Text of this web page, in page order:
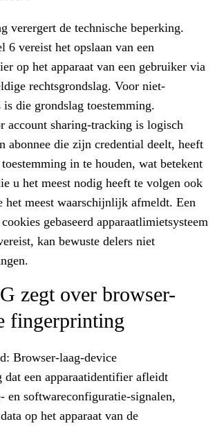
verergert de technische beperking.
6 vereist het opslaan van een
op het apparaat van een gebruiker via
rechtsgrondslag. Voor niet-
is die grondslag toestemming.
account sharing-tracking is logisch
abonnee die zijn credential deelt, heeft
in te houden, wat betekent
u het meest nodig heeft te volgen ook
het meest waarschijnlijk afmeldt. Een
gebaseerd apparaatlimietsysteem
kan bewuste delers niet
zegt over browser-
fingerprinting
Browser-laag-device
een apparaatidentifier afleidt
en softwareconfiguratie-signalen,
op het apparaat van de